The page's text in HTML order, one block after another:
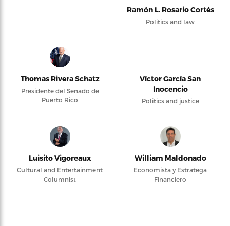
Ramón L. Rosario Cortés
Politics and law
Thomas Rivera Schatz
Presidente del Senado de
Puerto Rico
Víctor García San
Inocencio
Politics and justice
Luisito Vigoreaux
Cultural and Entertainment
Columnist
William Maldonado
Economista y Estratega
Financiero